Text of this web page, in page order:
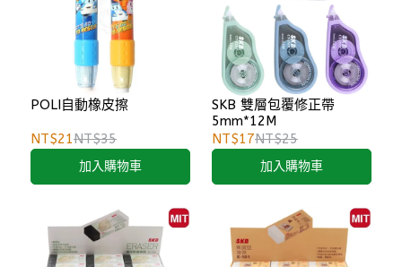
POLI自動橡皮擦
NT$21NT$35
加入購物車
SKB 雙層包覆修正帶
5mm*12M
NT$17NT$25
加入購物車